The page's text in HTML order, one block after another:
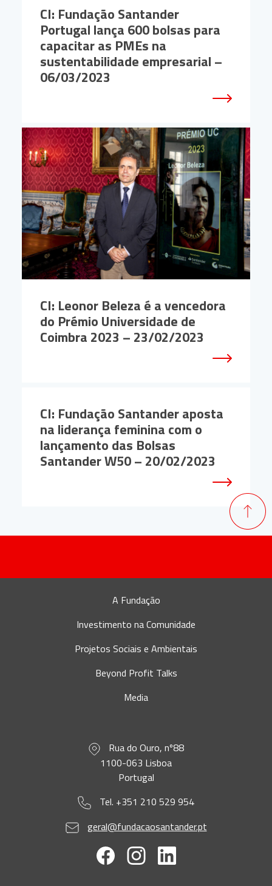
CI: Fundação Santander
Portugal lança 600 bolsas para
capacitar as PMEs na
sustentabilidade empresarial –
06/03/2023
CI: Leonor Beleza é a vencedora
do Prémio Universidade de
Coimbra 2023 – 23/02/2023
CI: Fundação Santander aposta
na liderança feminina com o
lançamento das Bolsas
Santander W50 – 20/02/2023
A Fundação
Investimento na Comunidade
Projetos Sociais e Ambientais
Beyond Profit Talks
Media
Rua do Ouro, nº88
1100-063 Lisboa
Portugal
Tel. +351 210 529 954
geral@fundacaosantander.pt